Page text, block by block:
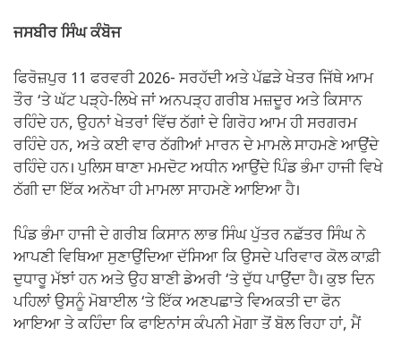
ਜਸਬੀਰ ਸਿੰਘ ਕੰਬੋਜ
ਫਿਰੋਜ਼ਪੁਰ 11 ਫਰਵਰੀ 2026- ਸਰਹੱਦੀ ਅਤੇ ਪੱਛੜੇ ਖੇਤਰ ਜਿੱਥੇ ਆਮ
ਤੌਰ ‘ਤੇ ਘੱਟ ਪੜ੍ਹੇ-ਲਿਖੇ ਜਾਂ ਅਨਪੜ੍ਹ ਗਰੀਬ ਮਜ਼ਦੂਰ ਅਤੇ ਕਿਸਾਨ
ਰਹਿੰਦੇ ਹਨ, ਉਹਨਾਂ ਖੇਤਰਾਂ ਵਿੱਚ ਠੱਗਾਂ ਦੇ ਗਿਰੋਹ ਆਮ ਹੀ ਸਰਗਰਮ
ਰਹਿੰਦੇ ਹਨ, ਅਤੇ ਕਈ ਵਾਰ ਠੱਗੀਆਂ ਮਾਰਨ ਦੇ ਮਾਮਲੇ ਸਾਹਮਣੇ ਆਉਂਦੇ
ਰਹਿੰਦੇ ਹਨ। ਪੁਲਿਸ ਥਾਣਾ ਮਮਦੋਟ ਅਧੀਨ ਆਉਂਦੇ ਪਿੰਡ ਭੰਮਾ ਹਾਜੀ ਵਿਖੇ
ਠੱਗੀ ਦਾ ਇੱਕ ਅਨੋਖਾ ਹੀ ਮਾਮਲਾ ਸਾਹਮਣੇ ਆਇਆ ਹੈ।
ਪਿੰਡ ਭੰਮਾ ਹਾਜੀ ਦੇ ਗਰੀਬ ਕਿਸਾਨ ਲਾਭ ਸਿੰਘ ਪੁੱਤਰ ਨਛੱਤਰ ਸਿੰਘ ਨੇ
ਆਪਣੀ ਵਿਥਿਆ ਸੁਣਾਉਂਦਿਆ ਦੱਸਿਆ ਕਿ ਉਸਦੇ ਪਰਿਵਾਰ ਕੋਲ ਕਾਫ਼ੀ
ਦੁਧਾਰੂ ਮੱਝਾਂ ਹਨ ਅਤੇ ਉਹ ਬਾਣੀ ਡੇਅਰੀ ‘ਤੇ ਦੁੱਧ ਪਾਉਂਦਾ ਹੈ। ਕੁਝ ਦਿਨ
ਪਹਿਲਾਂ ਉਸਨੂੰ ਮੋਬਾਈਲ ‘ਤੇ ਇੱਕ ਅਣਪਛਾਤੇ ਵਿਅਕਤੀ ਦਾ ਫੋਨ
ਆਇਆ ਤੇ ਕਹਿੰਦਾ ਕਿ ਫਾਇਨਾਂਸ ਕੰਪਨੀ ਮੋਗਾ ਤੋਂ ਬੋਲ ਰਿਹਾ ਹਾਂ, ਮੈਂ